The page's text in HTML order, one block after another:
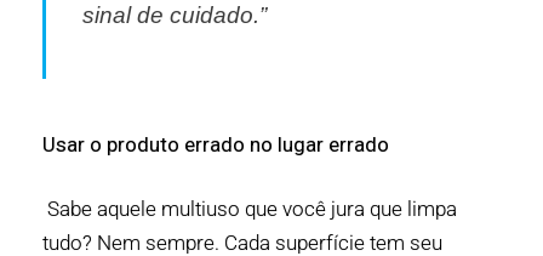
sinal de cuidado.”
Usar o produto errado no lugar errado
Sabe aquele multiuso que você jura que limpa
tudo? Nem sempre. Cada superfície tem seu